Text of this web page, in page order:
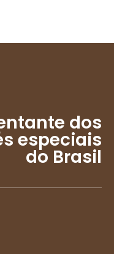
dos
especiais
do Brasil